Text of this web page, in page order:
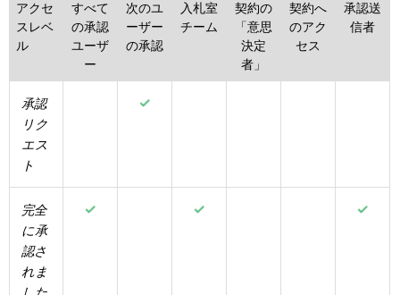
アクセ
スレベ
ル
すべて
の承認
ユーザ
ー
次のユ
ーザー
の承認
入札室
チーム
契約の
「意思
決定
者」
契約へ
のアク
セス
承認送
信者
承認
リク
エス
ト
完全
に承
認さ
れま